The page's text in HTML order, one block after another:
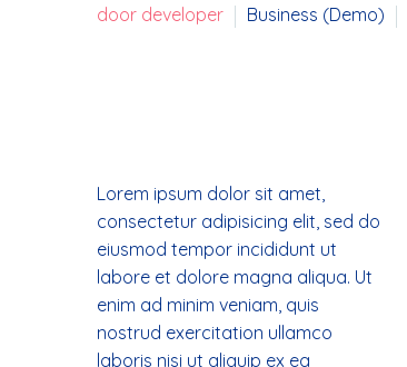
door developer Business (Demo)
Lorem ipsum dolor sit amet,
consectetur adipisicing elit, sed do
eiusmod tempor incididunt ut
labore et dolore magna aliqua. Ut
enim ad minim veniam, quis
nostrud exercitation ullamco
laboris nisi ut aliquip ex ea